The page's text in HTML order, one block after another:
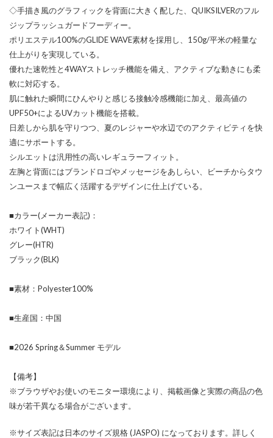
◇手描き風のグラフィックを背面に大きく配した、QUIKSILVERのフル
ジップラッシュガードフーディー。
ポリエステル100%のGLIDE WAVE素材を採用し、150g/平米の軽量な
仕上がりを実現している。
優れた速乾性と4WAYストレッチ機能を備え、アクティブな動きにも柔
軟に対応する。
肌に触れた瞬間にひんやりと感じる接触冷感機能に加え、最高値の
UPF50+によるUVカット機能を搭載。
日差しから肌を守りつつ、夏のレジャーや水辺でのアクティビティを快
適にサポートする。
シルエットは汎用性の高いレギュラーフィット。
左胸と背面にはブランドロゴやメッセージをあしらい、ビーチからタウ
ンユースまで幅広く活躍するデザインに仕上げている。
■カラー(メーカー表記)：
ホワイト(WHT)
グレー(HTR)
ブラック(BLK)
■素材：Polyester100%
■生産国：中国
■2026 Spring＆Summer モデル
【備考】
※ブラウザやお使いのモニター環境により、掲載画像と実際の商品の色
味が若干異なる場合がございます。
※サイズ表記は日本のサイズ規格 (JASPO) になっております。詳しく